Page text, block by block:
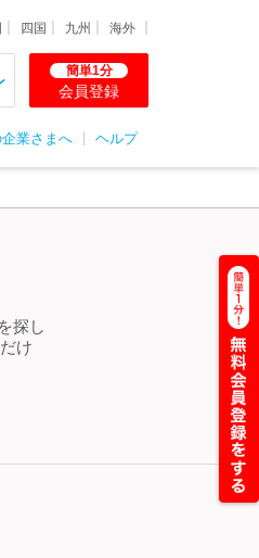
四国 九州 海外
簡単1分
会員登録
業さまへ ヘルプ
探し
け